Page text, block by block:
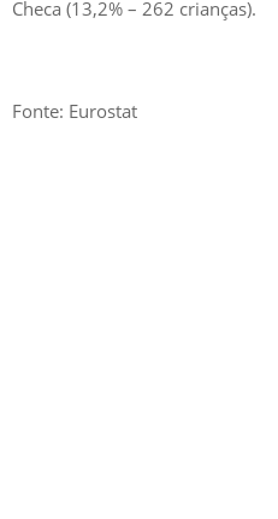
Checa (13,2% – 262 crianças).
Fonte: Eurostat